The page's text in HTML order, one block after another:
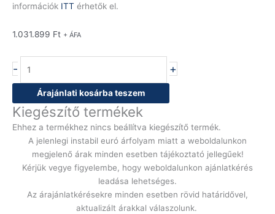
információk ITT érhetők el.
1.031.899 Ft + ÁFA
- +
Árajánlati kosárba teszem
Kiegészítő termékek
Ehhez a termékhez nincs beállítva kiegészítő termék.
A jelenlegi instabil euró árfolyam miatt a weboldalunkon
megjelenő árak minden esetben tájékoztató jellegűek!
Kérjük vegye figyelembe, hogy weboldalunkon ajánlatkérés
leadása lehetséges.
Az árajánlatkérésekre minden esetben rövid határidővel,
aktualizált árakkal válaszolunk.